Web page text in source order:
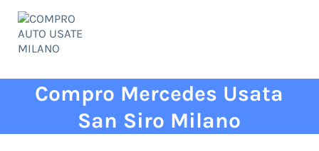
Passa al contenuto principale
Skip to header right navigation
Skip to site footer
Compro Mercedes Usata
San Siro Milano